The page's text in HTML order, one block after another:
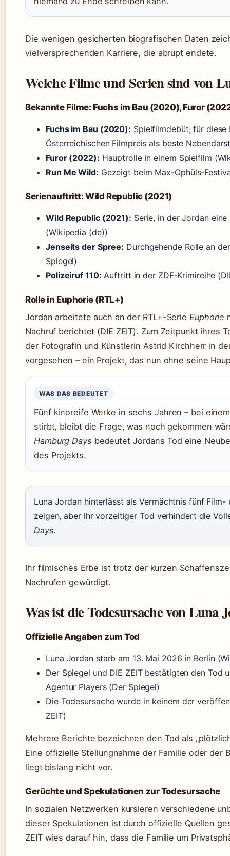
Die wenigen gesicherten biografischen Daten
vielversprechenden Karriere, die abrupt endete.
Welche Filme und Serien sind von
Bekannte Filme: Fuchs im Bau (2020), Furor
Fuchs im Bau (2020): Spielfilmdebüt; für
Österreichischen Filmpreis als beste
Furor (2022): Hauptrolle in einem Spielfilm
Run Me Wild: Gezeigt beim Max-Ophüls-
Serienauftritt: Wild Republic (2021)
Wild Republic (2021): Serie, in der Jordan
(Wikipedia (de))
Jenseits der Spree: Durchgehende Rolle an
Spiegel)
Polizeiruf 110: Auftritt in der ZDF-Krimireihe
Rolle in Euphorie (RTL+)
Jordan arbeitete auch an der RTL+-Serie Euphorie
Nachruf berichtet (DIE ZEIT). Zum Zeitpunkt ihres
der Fotografin und Künstlerin Astrid Kirchherr in
vorgesehen – ein Projekt, das nun ohne seine
WAS DAS BEDEUTET
Fünf kinoreife Werke in sechs Jahren – bei
stirbt, bleibt die Frage, was noch gekommen
Hamburg Days bedeutet Jordans Tod eine
des Projekts.
Luna Jordan hinterlässt als Vermächtnis fünf Film-
zeigen, aber ihr vorzeitiger Tod verhindert die
Days.
Ihr filmisches Erbe ist trotz der kurzen
Nachrufen gewürdigt.
Was ist die Todesursache von Luna
Offizielle Angaben zum Tod
Luna Jordan starb am 13. Mai 2026 in Berlin
Der Spiegel und DIE ZEIT bestätigten den Tod
Agentur Players (Der Spiegel)
Die Todesursache wurde in keinem der
ZEIT)
Mehrere Berichte bezeichnen den Tod als
Eine offizielle Stellungnahme der Familie oder der
liegt bislang nicht vor.
Gerüchte und Spekulationen zur Todesursache
In sozialen Netzwerken kursieren verschiedene
dieser Spekulationen ist durch offizielle Quellen
ZEIT wies darauf hin, dass die Familie um